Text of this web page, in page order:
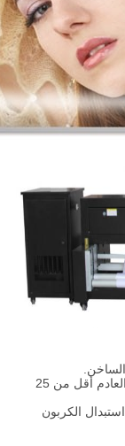
3. نظام تبريد عالي الكفاءة للتأكد من درجة حرارة العادم أقل من 25
الكربون